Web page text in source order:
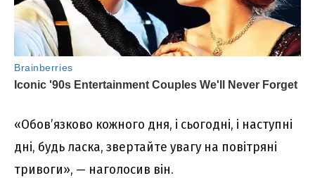
«Обов’язково кожного дня, і сьогодні, і наступні
дні, будь ласка, звертайте увагу на повітряні
тривоги», — наголосив він.